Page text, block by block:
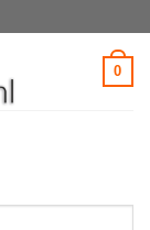
0